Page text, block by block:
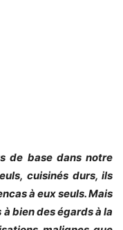
de base dans notre
cuisinés durs, ils
à eux seuls. Mais
bien des égards à la